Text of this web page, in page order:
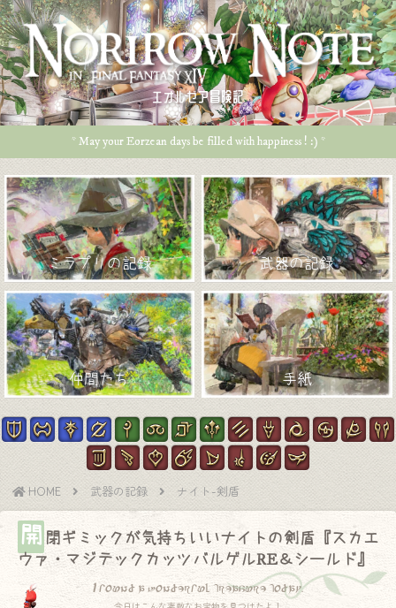
エオルゼア冒険記
* May your Eorzean days be filled with happiness ! :) *
ミラプリの記録 武器の記録
仲間たち 手紙
HOME 武器の記録 ナイト-剣盾
開 閉ギミックが気持ちいいナイトの剣盾『スカエ
ウァ・マジテックカッツバルゲルRE＆シールド』
I found a wonderful treasure today.